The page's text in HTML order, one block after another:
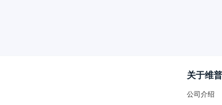
关于维普
公司介绍